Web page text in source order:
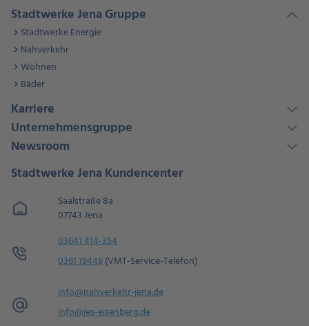
Stadtwerke Jena Gruppe
Stadtwerke Energie
Nahverkehr
Wohnen
Bäder
Karriere
Unternehmensgruppe
Newsroom
Stadtwerke Jena Kundencenter
Saalstraße 8a
07743 Jena
03641 414-354
0361 19449(VMT-Service-Telefon)
info@nahverkehr-jena.de
info@jes-eisenberg.de